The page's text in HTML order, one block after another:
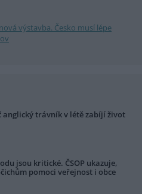
výstavba. Česko musí lépe
anglický trávník v létě zabíjí život
jsou kritické. ČSOP ukazuje,
pomoci veřejnost i obce